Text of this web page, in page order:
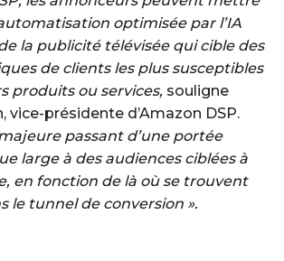
optimisée par l’IA
la publicité télévisée qui cible des
de clients les plus susceptibles
produits ou services, souligne
vice-présidente d’Amazon DSP.
passant d’une portée
large à des audiences ciblées à
en fonction de là où se trouvent
le tunnel de conversion ».